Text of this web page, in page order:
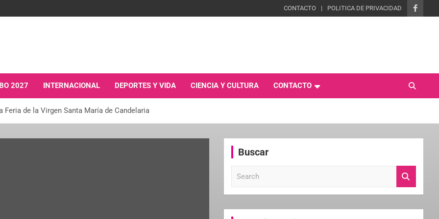
CONTACTO POLITICA DE PRIVACIDAD
2027 INTERNACIONAL DEPORTES Y VIDA CIENCIA Y CULTURA CONTACTO
Feria de la Virgen Santa María de Candelaria
Buscar
c